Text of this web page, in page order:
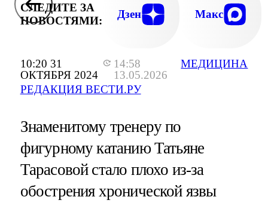
10:20 31
ОКТЯБРЯ 2024
14:58
13.05.2026
РЕДАКЦИЯ ВЕСТИ.РУ
МЕДИЦИНА
СЛЕДИТЕ ЗА
НОВОСТЯМИ:
Дзен Макс
Знаменитому тренеру по
фигурному катанию Татьяне
Тарасовой стало плохо из-за
обострения хронической язвы